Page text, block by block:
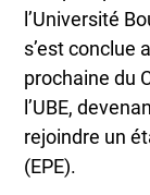
l’Université
s’est conclue
prochaine du
l’UBE,
rejoindre un
(EPE).